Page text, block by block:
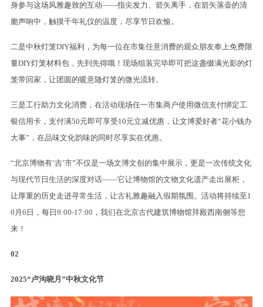
身参与这场风雅趣致的互动——指尖发力、箭矢离手，在箭矢落壶的清
脆声响中，触摸千年礼仪的温度，尽享节日欢愉。
二是中秋灯笼DIY福利，为每一位在市集任意消费的观众朋友奉上免费限
量DIY灯笼材料包，先到先得哦！现场组装完毕即可把这盏缀满光影的灯
笼带回家，让团圆的暖意随灯笼的微光流转。
三是工行助力文化消费，在活动现场任一市集商户使用微信支付绑定工
银信用卡，支付满50元即可享受10元立减优惠，让文博爱好者“花小钱办
大事”，在品味文化韵味的同时尽享实在优惠。
“北京博物有‘吉’市”不仅是一场文博文创的集中展示，更是一次传统文化
与现代节日生活的深度对话——它让博物馆的文物文化遗产走出展柜，
让厚重的历史走进寻常生活，让古礼雅趣融入假期氛围。活动将持续至1
0月6日，每日9:00-17:00，我们在北京古代建筑博物馆拜殿西南侧等您
来！
02
2025“卢沟晓月”中秋文化节